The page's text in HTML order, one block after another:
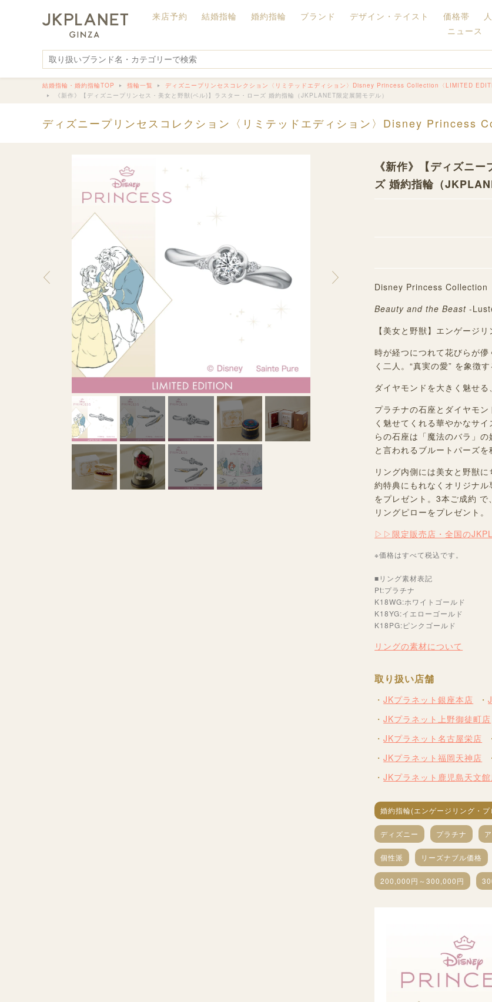
来店予約 結婚指輪 婚約指輪 ブランド デザイン・テイスト 価格帯
ニュース
結婚指輪・婚約指輪TOP 指輪一覧
ディズニープリンセスコレクション〈リミテッドエディション〉Disney Princess Collection〈LIMITED
《新作》【ディズニープリンセス・美女と野獣(ベル)】ラスター・ローズ 婚約指輪（JKPLANET限定展開モデル）
ディズニープリンセスコレクション〈リミテッドエディション〉Disney Princess
《新作》【ディズニ
ズ 婚約指輪（
Disney Princess Collection
Beauty and the Beast -
【美女と野獣】エンゲージ
時が経つにつれて花びらが
く二人。“真実の愛” を象徴
ダイヤモンドを大きく魅せ
プラチナの石座とダイヤモ
く魅せてくれる華やかなサ
らの石座は「魔法のバラ」
と言われるブルートパーズを
リング内側には美女と野獣
約特典にもれなくオリジナ
をプレゼント。3本ご成約
リングピローをプレゼント。
▷▷限定販売店・全国の
※価格はすべて税込です。
■リング素材表記
Pt:プラチナ
K18WG:ホワイトゴールド
K18YG:イエローゴールド
K18PG:ピンクゴールド
リングの素材について
取り扱い店舗
JKプラネット銀座本店
JKプラネット上野御徒町店
JKプラネット名古屋栄店
JKプラネット福岡天神店
JKプラネット鹿児島天文館
婚約指輪(エンゲージリング・
ディズニー プラチナ
個性派 リーズナブル価格
200,000円～300,000円